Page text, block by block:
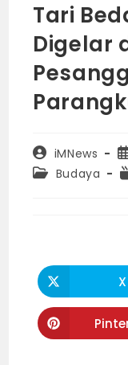
Tari
Digelar
Post
author:
iMNews
PostBudaya
in
a
new
X
in